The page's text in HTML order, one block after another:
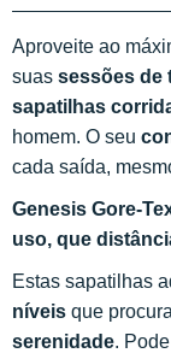
Aproveite ao
suas sessões de
sapatilhas
homem. O seu
cada saída,
Genesis Gore-
uso, que
Estas sapatilhas
níveis que
serenidade.